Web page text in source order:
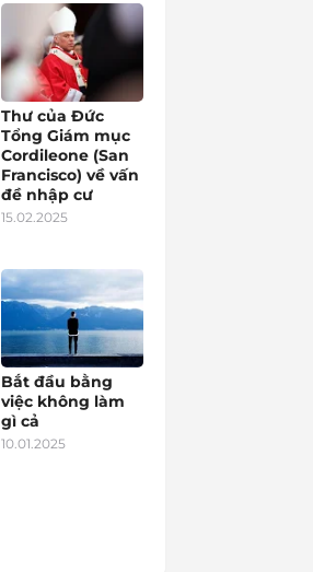
Thư của Đức
Tổng Giám mục
Cordileone (San
Francisco) về vấn
đề nhập cư
15.02.2025
Bắt đầu bằng
việc không làm
gì cả
10.01.2025